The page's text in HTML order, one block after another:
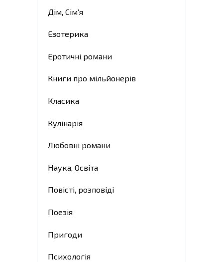
Дім, Сім’я
Езотерика
Еротичні романи
Книги про мільйонерів
Класика
Кулінарія
Любовні романи
Наука, Освіта
Повісті, розповіді
Поезія
Пригоди
Психологія